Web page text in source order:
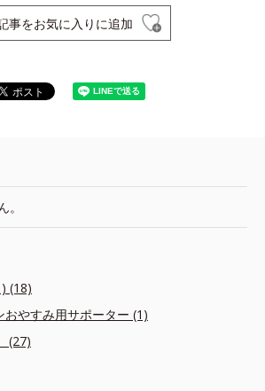
事をお気に入りに追加
(18)
やすみ用サポーター (1)
(27)